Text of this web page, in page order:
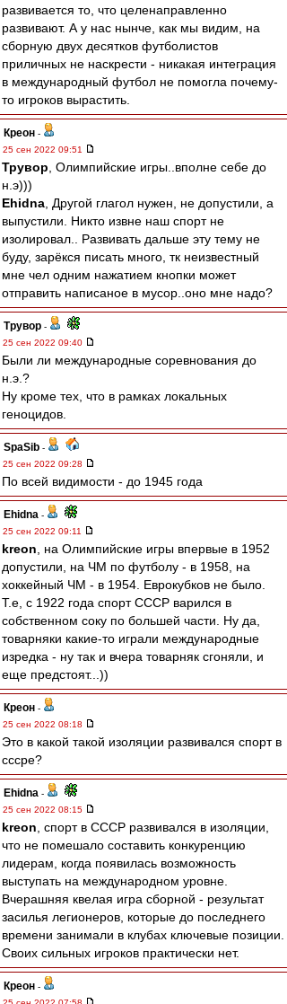
развивается то, что целенаправленно
развивают. А у нас нынче, как мы видим, на
сборную двух десятков футболистов
приличных не наскрести - никакая интеграция
в международный футбол не помогла почему-
то игроков вырастить.
Креон -
25 сен 2022 09:51
Трувор , Олимпийские игры..вполне себе до
н.э)))
Ehidna , Другой глагол нужен, не допустили, а
выпустили. Никто извне наш спорт не
изолировал.. Развивать дальше эту тему не
буду, зарёкся писать много, тк неизвестный
мне чел одним нажатием кнопки может
отправить написаное в мусор..оно мне надо?
Трувор -
25 сен 2022 09:40
Были ли международные соревнования до
н.э.?
Ну кроме тех, что в рамках локальных
геноцидов.
SpaSib -
25 сен 2022 09:28
По всей видимости - до 1945 года
Ehidna -
25 сен 2022 09:11
kreon , на Олимпийские игры впервые в 1952
допустили, на ЧМ по футболу - в 1958, на
хоккейный ЧМ - в 1954. Еврокубков не было.
Т.е, с 1922 года спорт СССР варился в
собственном соку по большей части. Ну да,
товарняки какие-то играли международные
изредка - ну так и вчера товарняк сгоняли, и
еще предстоят...))
Креон -
25 сен 2022 08:18
Это в какой такой изоляции развивался спорт в
сссре?
Ehidna -
25 сен 2022 08:15
kreon , спорт в СССР развивался в изоляции,
что не помешало составить конкуренцию
лидерам, когда появилась возможность
выступать на международном уровне.
Вчерашняя квелая игра сборной - результат
засилья легионеров, которые до последнего
времени занимали в клубах ключевые позиции.
Своих сильных игроков практически нет.
Креон -